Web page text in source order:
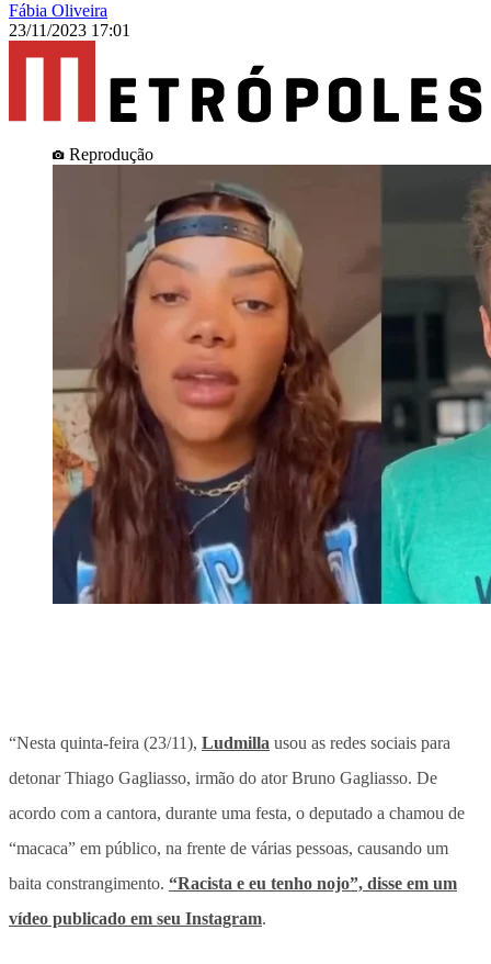
Fábia Oliveira
23/11/2023 17:01
Reprodução
“Nesta quinta-feira (23/11), Ludmilla usou as redes sociais para
detonar Thiago Gagliasso, irmão do ator Bruno Gagliasso. De
acordo com a cantora, durante uma festa, o deputado a chamou de
“macaca” em público, na frente de várias pessoas, causando um
baita constrangimento. “Racista e eu tenho nojo”, disse em um
vídeo publicado em seu Instagram.